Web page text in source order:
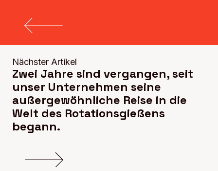
Nächster Artikel
Zwei Jahre sind vergangen, seit
unser Unternehmen seine
außergewöhnliche Reise in die
Welt des Rotationsgießens
begann.